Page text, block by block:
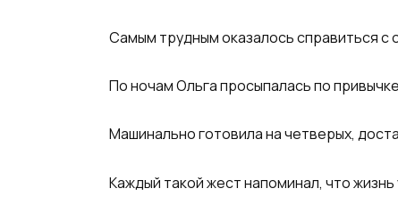
Самым трудным оказалось справиться с
По ночам Ольга просыпалась по
Машинально готовила на четверых,
Каждый такой жест напоминал, что